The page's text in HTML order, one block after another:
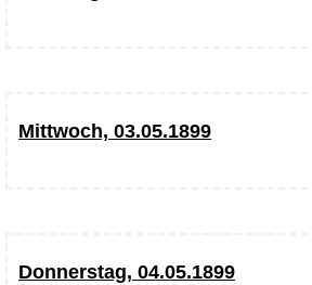
Mittwoch, 03.05.1899
Donnerstag, 04.05.1899